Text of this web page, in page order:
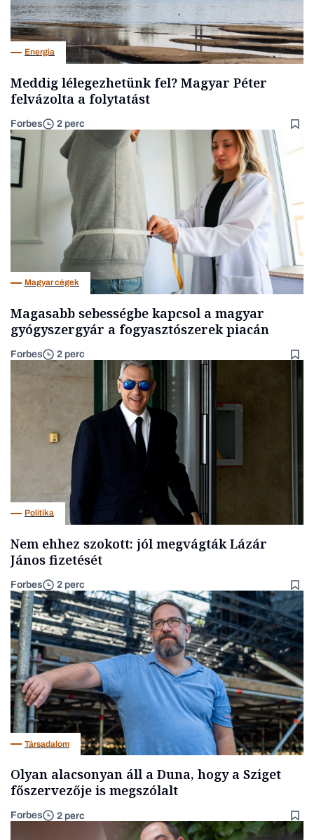
Energia
Meddig lélegezhetünk fel? Magyar Péter
felvázolta a folytatást
Forbes 2 perc
Magyar cégek
Magasabb sebességbe kapcsol a magyar
gyógyszergyár a fogyasztószerek piacán
Forbes 2 perc
Politika
Nem ehhez szokott: jól megvágták Lázár
János fizetését
Forbes 2 perc
Társadalom
Olyan alacsonyan áll a Duna, hogy a Sziget
főszervezője is megszólalt
Forbes 2 perc